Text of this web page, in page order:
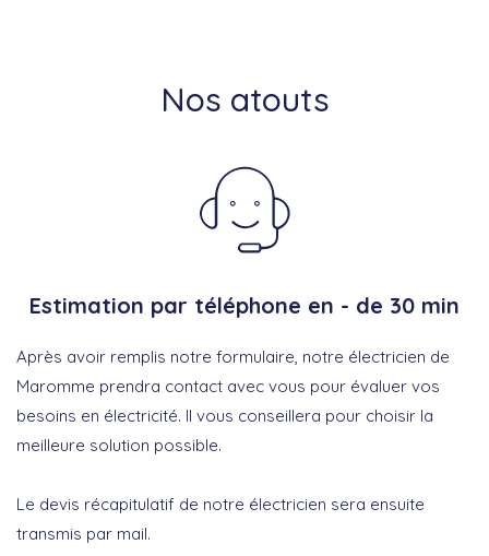
Nos atouts
Estimation par téléphone en - de 30 min
Après avoir remplis notre formulaire, notre électricien de
Maromme prendra contact avec vous pour évaluer vos
besoins en électricité. Il vous conseillera pour choisir la
meilleure solution possible.
Le devis récapitulatif de notre électricien sera ensuite
transmis par mail.